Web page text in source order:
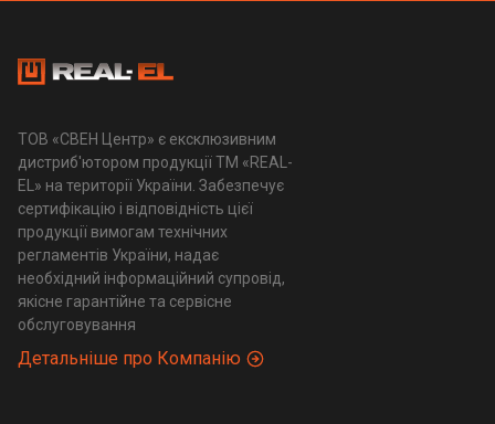
ТОВ «СВЕН Центр» є ексклюзивним
дистриб'ютором продукції ТМ «REAL-
EL» на території України. Забезпечує
сертифікацію і відповідність цієї
продукції вимогам технічних
регламентів України, надає
необхідний інформаційний супровід,
якісне гарантійне та сервісне
обслуговування
Детальніше про Компанію